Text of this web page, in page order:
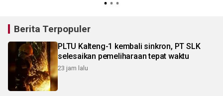
Berita Terpopuler
PLTU Kalteng-1 kembali sinkron, PT SLK
selesaikan pemeliharaan tepat waktu
23 jam lalu